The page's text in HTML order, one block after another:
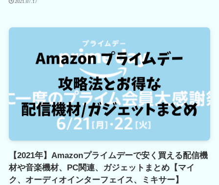
2021.07.17
【2021年】Amazonプライムデーで安く買える配信機
材や音楽機材、PC関連、ガジェットまとめ【マイ
ク、オーディオインターフェイス、ミキサー】